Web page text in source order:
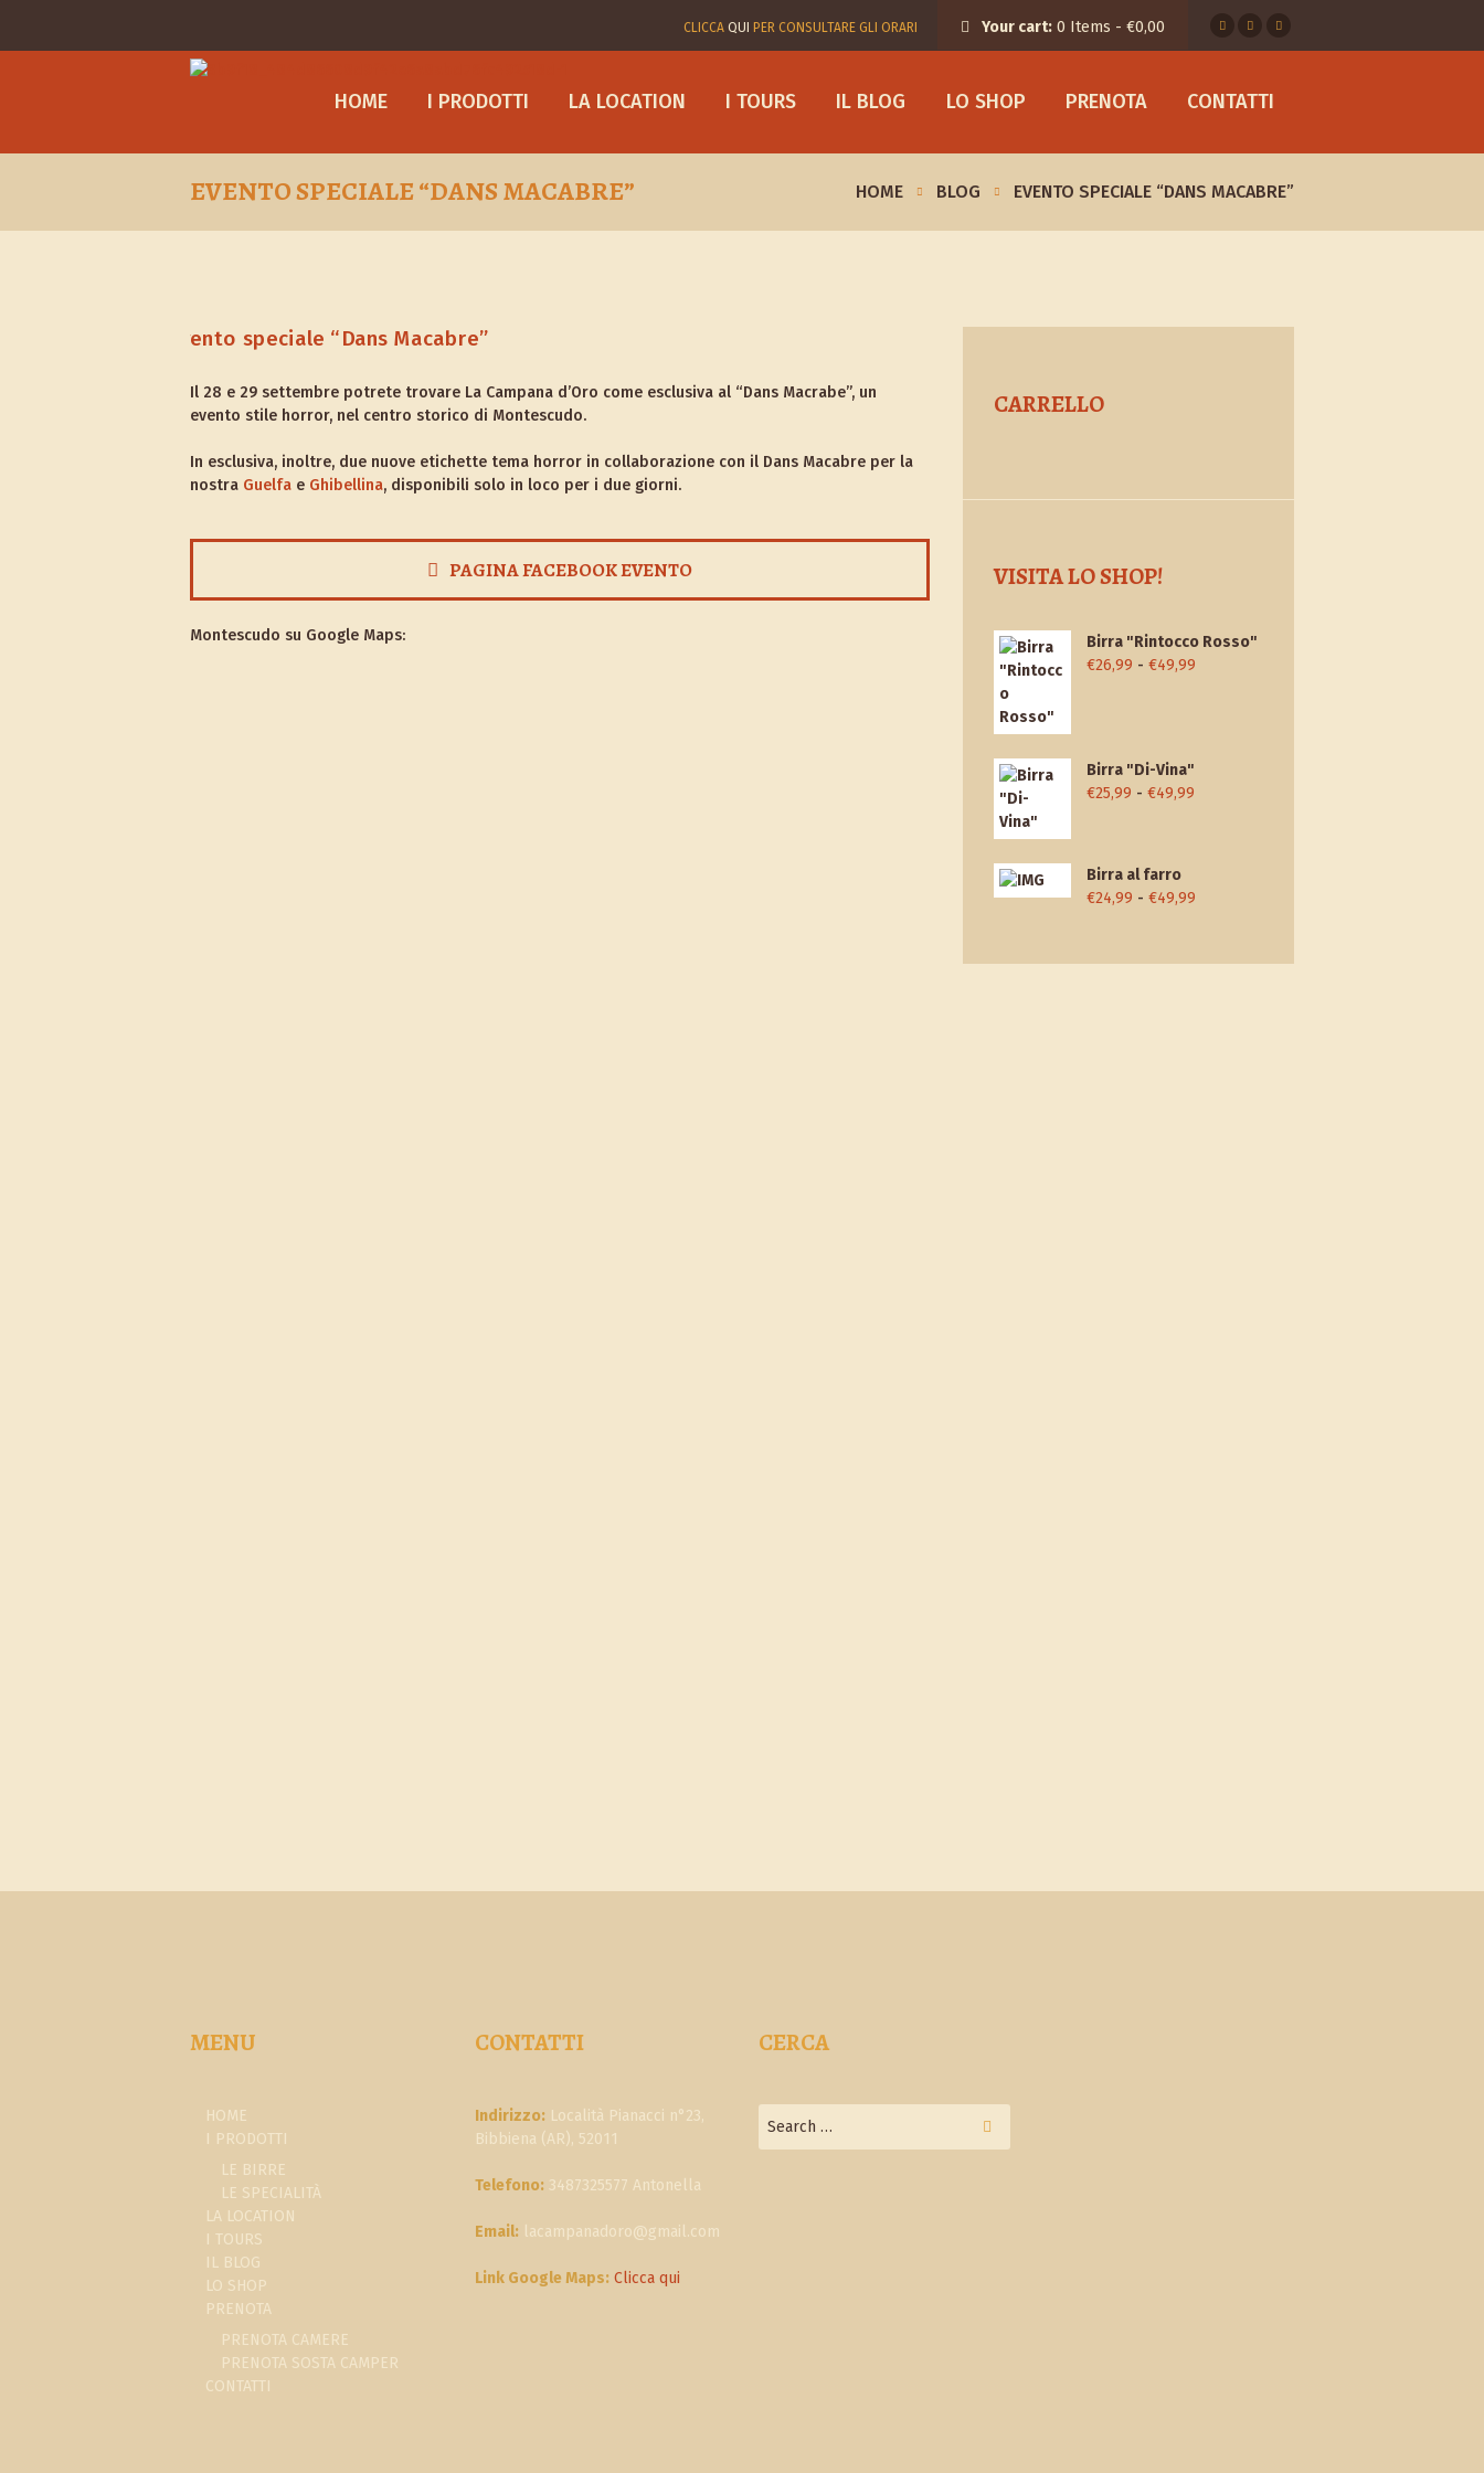
Your cart: 0 Items - €0,00
CLICCA QUI PER CONSULTARE GLI ORARI
HOME I PRODOTTI LA LOCATION I TOURS IL BLOG LO SHOP PRENOTA CONTATTI
EVENTO SPECIALE “DANS MACABRE” HOME BLOG EVENTO SPECIALE “DANS MACABRE”
Il 28 e 29 settembre potrete trovare La Campana d’Oro come esclusiva al “Dans Macrabe”, un
evento stile horror, nel centro storico di Montescudo.
In esclusiva, inoltre, due nuove etichette tema horror in collaborazione con il Dans Macabre per la
nostra Guelfa e Ghibellina, disponibili solo in loco per i due giorni.
PAGINA FACEBOOK EVENTO
Montescudo su Google Maps:
CARRELLO
VISITA LO SHOP!
Birra "Rintocco Rosso"
€26,99 - €49,99
Birra "Di-Vina"
€25,99 - €49,99
Birra al farro
€24,99 - €49,99
da
MENU
HOME
I PRODOTTI
LE BIRRE
LE SPECIALITÀ
LA LOCATION
I TOURS
IL BLOG
LO SHOP
PRENOTA
PRENOTA CAMERE
PRENOTA SOSTA CAMPER
CONTATTI
CONTATTI
Indirizzo:Località Pianacci n°23,
Bibbiena (AR), 52011
Telefono:3487325577 Antonella
Email: lacampanadoro@gmail.com
Link Google Maps: Clicca qui
CERCA